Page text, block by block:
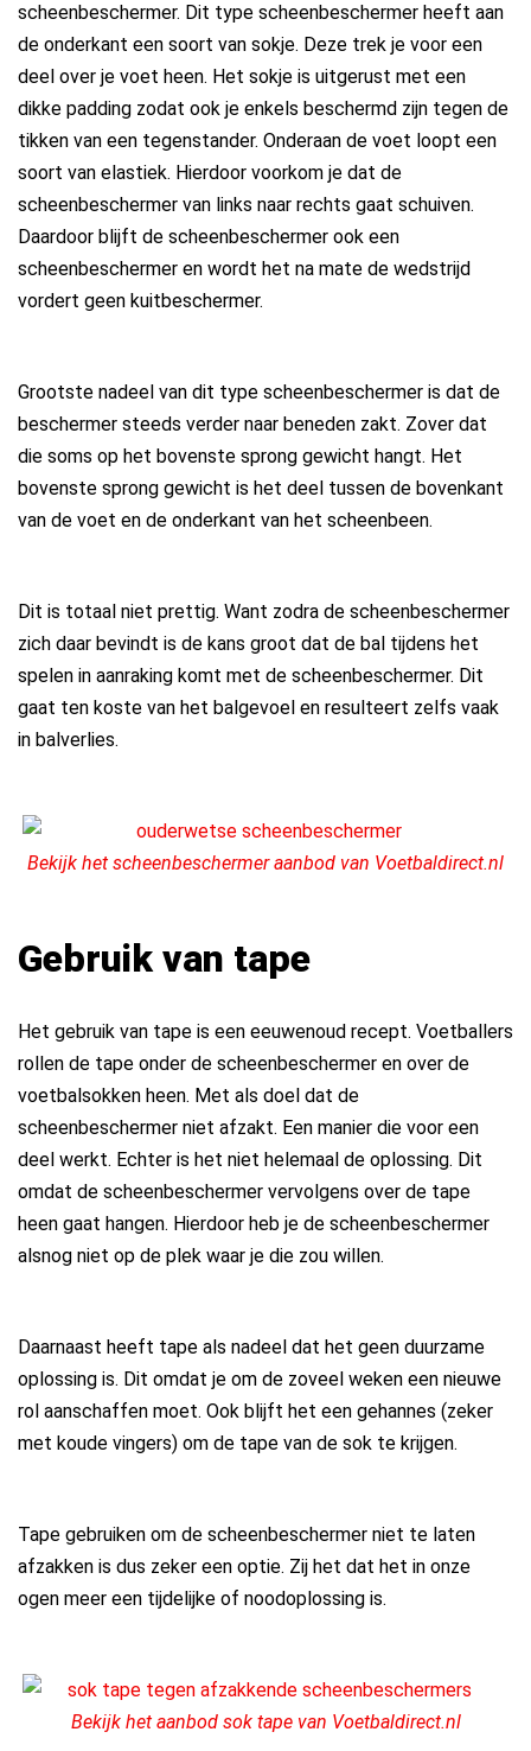
scheenbeschermer. Dit type scheenbeschermer heeft aan
de onderkant een soort van sokje. Deze trek je voor een
deel over je voet heen. Het sokje is uitgerust met een
dikke padding zodat ook je enkels beschermd zijn tegen de
tikken van een tegenstander. Onderaan de voet loopt een
soort van elastiek. Hierdoor voorkom je dat de
scheenbeschermer van links naar rechts gaat schuiven.
Daardoor blijft de scheenbeschermer ook een
scheenbeschermer en wordt het na mate de wedstrijd
vordert geen kuitbeschermer.
Grootste nadeel van dit type scheenbeschermer is dat de
beschermer steeds verder naar beneden zakt. Zover dat
die soms op het bovenste sprong gewicht hangt. Het
bovenste sprong gewicht is het deel tussen de bovenkant
van de voet en de onderkant van het scheenbeen.
Dit is totaal niet prettig. Want zodra de scheenbeschermer
zich daar bevindt is de kans groot dat de bal tijdens het
spelen in aanraking komt met de scheenbeschermer. Dit
gaat ten koste van het balgevoel en resulteert zelfs vaak
in balverlies.
Bekijk het scheenbeschermer aanbod van Voetbaldirect.nl
Gebruik van tape
Het gebruik van tape is een eeuwenoud recept. Voetballers
rollen de tape onder de scheenbeschermer en over de
voetbalsokken heen. Met als doel dat de
scheenbeschermer niet afzakt. Een manier die voor een
deel werkt. Echter is het niet helemaal de oplossing. Dit
omdat de scheenbeschermer vervolgens over de tape
heen gaat hangen. Hierdoor heb je de scheenbeschermer
alsnog niet op de plek waar je die zou willen.
Daarnaast heeft tape als nadeel dat het geen duurzame
oplossing is. Dit omdat je om de zoveel weken een nieuwe
rol aanschaffen moet. Ook blijft het een gehannes (zeker
met koude vingers) om de tape van de sok te krijgen.
Tape gebruiken om de scheenbeschermer niet te laten
afzakken is dus zeker een optie. Zij het dat het in onze
ogen meer een tijdelijke of noodoplossing is.
Bekijk het aanbod sok tape van Voetbaldirect.nl